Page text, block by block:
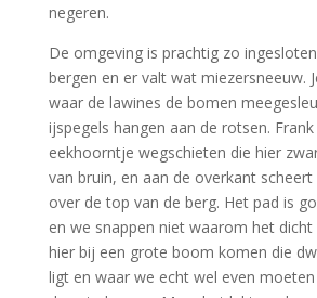
negeren.
De omgeving is prachtig zo
bergen en er valt wat miezersneeuw.
waar de lawines de bomen
ijspegels hangen aan de rotsen.
eekhoorntje wegschieten die hier
van bruin, en aan de overkant
over de top van de berg. Het pad is
en we snappen niet waarom het
hier bij een grote boom komen die
ligt en waar we echt wel even